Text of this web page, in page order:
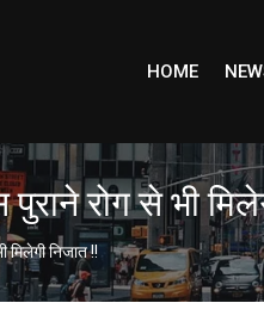
HOME
रोग से भी
मिलेगी निजात !!